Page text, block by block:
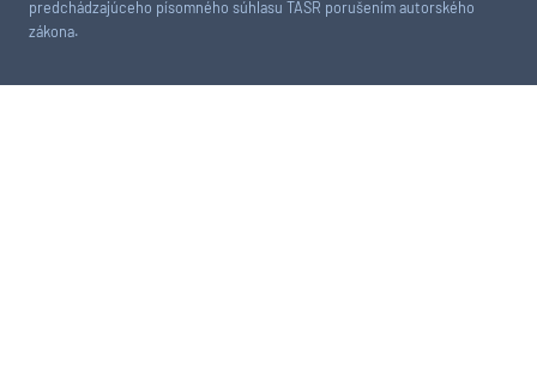
predchádzajúceho písomného súhlasu TASR porušením autorského
zákona.